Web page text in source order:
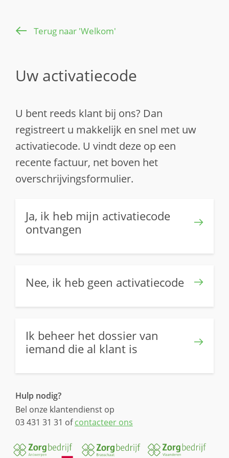
Terug naar 'Welkom'
Uw activatiecode
U bent reeds klant bij ons? Dan
registreert u makkelijk en snel met uw
activatiecode. U vindt deze op een
recente factuur, net boven het
overschrijvingsformulier.
Ja, ik heb mijn activatiecode
ontvangen
Nee, ik heb geen activatiecode
Ik beheer het dossier van
iemand die al klant is
Hulp nodig?
Bel onze klantendienst op
03 431 31 31 ofcontacteer ons